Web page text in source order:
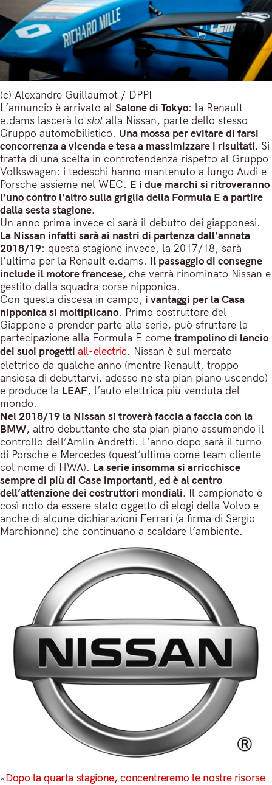
(c) Alexandre Guillaumot / DPPI
L’annuncio è arrivato al Salone di Tokyo: la Renault
e.dams lascerà lo slotalla Nissan, parte dello stesso
Gruppo automobilistico. Una mossa per evitare di farsi
concorrenza a vicenda e tesa a massimizzare i risultati. Si
tratta di una scelta in controtendenza rispetto al Gruppo
Volkswagen: i tedeschi hanno mantenuto a lungo Audi e
Porsche assieme nel WEC. E i due marchi si ritroveranno
l’uno contro l’altro sulla griglia della Formula E a partire
dalla sesta stagione.
Un anno prima invece ci sarà il debutto dei giapponesi.
La Nissan infatti sarà ai nastri di partenza dall’annata
2018/19: questa stagione invece, la 2017/18, sarà
l’ultima per la Renault e.dams. Il passaggio di consegne
include il motore francese, che verrà rinominato Nissan e
gestito dalla squadra corse nipponica.
Con questa discesa in campo, i vantaggi per la Casa
nipponica si moltiplicano. Primo costruttore del
Giappone a prender parte alla serie, può sfruttare la
partecipazione alla Formula E come trampolino di lancio
dei suoi progetti all-electric. Nissan è sul mercato
elettrico da qualche anno (mentre Renault, troppo
ansiosa di debuttarvi, adesso ne sta pian piano uscendo)
e produce la LEAF, l’auto elettrica più venduta del
mondo.
Nel 2018/19 la Nissan si troverà faccia a faccia con la
BMW, altro debuttante che sta pian piano assumendo il
controllo dell’Amlin Andretti. L’anno dopo sarà il turno
di Porsche e Mercedes (quest’ultima come team cliente
col nome di HWA). La serie insomma si arricchisce
sempre di più di Case importanti, ed è al centro
dell’attenzione dei costruttori mondiali. Il campionato è
così noto da essere stato oggetto di elogi della Volvo e
anche di alcune dichiarazioni Ferrari (a firma di Sergio
Marchionne) che continuano a scaldare l’ambiente.
«Dopo la quarta stagione, concentreremo le nostre risorse